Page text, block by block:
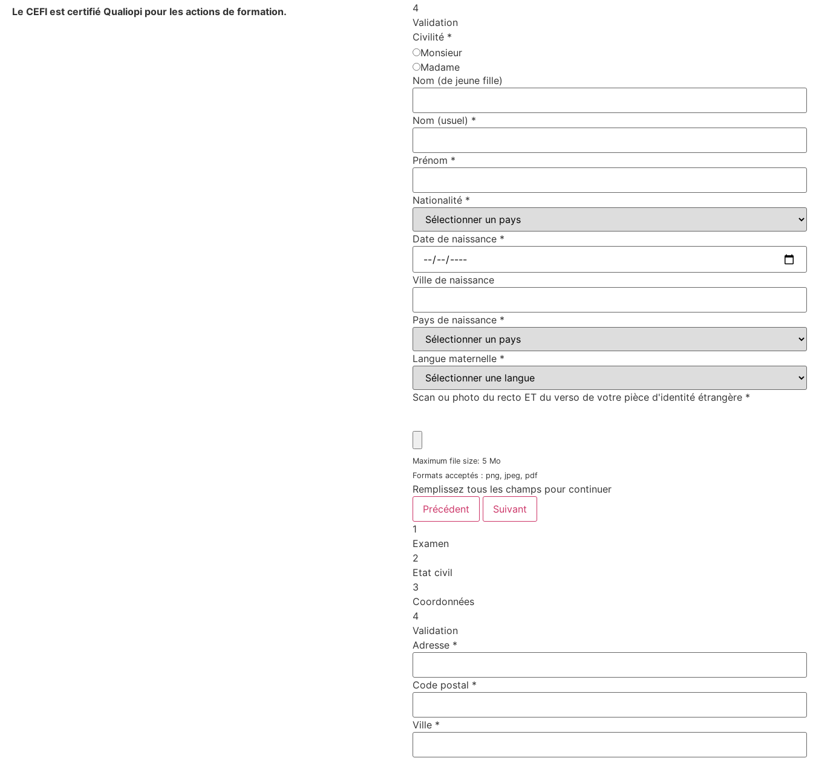
Le CEFI est certifié Qualiopi pour les actions de formation.
4
Validation
Civilité *
Monsieur
Madame
Nom (de jeune fille)
Nom (usuel) *
Prénom *
Nationalité *
Date de naissance *
Ville de naissance
Pays de naissance *
Langue maternelle *
Scan ou photo du recto ET du verso de votre pièce d'identité étrangère *
Maximum file size: 5 Mo
Formats acceptés : png, jpeg, pdf
Remplissez tous les champs pour continuer
Précédent
Suivant
1
Examen
2
Etat civil
3
Coordonnées
4
Validation
Adresse *
Code postal *
Ville *